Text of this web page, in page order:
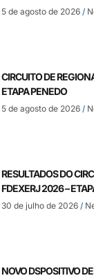
5 de agosto de 2026
CIRCUITO DE
ETAPA PENEDO
5 de agosto de 2026
RESULTADOS DO
FDEXERJ 2026 –
30 de julho de 2026
NOVO DSPOSITIVO